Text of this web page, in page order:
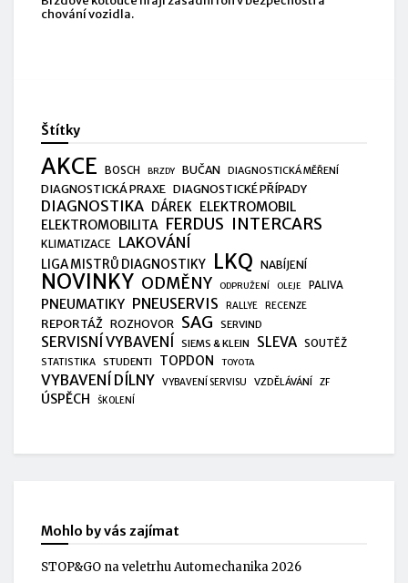
chování vozidla.
Štítky
AKCE BOSCH BRZDY BUČAN DIAGNOSTICKÁ MĚŘENÍ
DIAGNOSTICKÁ PRAXE DIAGNOSTICKÉ PŘÍPADY
DIAGNOSTIKA DÁREK ELEKTROMOBIL
ELEKTROMOBILITA FERDUS INTERCARS
KLIMATIZACE LAKOVÁNÍ
LIGA MISTRŮ DIAGNOSTIKY LKQ NABÍJENÍ
NOVINKY ODMĚNY ODPRUŽENÍ OLEJE PALIVA
PNEUMATIKY PNEUSERVIS RALLYE RECENZE
REPORTÁŽ ROZHOVOR SAG SERVIND
SERVISNÍ VYBAVENÍ SIEMS & KLEIN SLEVA SOUTĚŽ
STATISTIKA STUDENTI TOPDON TOYOTA
VYBAVENÍ DÍLNY VYBAVENÍ SERVISU VZDĚLÁVÁNÍ ZF
ÚSPĚCH ŠKOLENÍ
Mohlo by vás zajímat
STOP&GO na veletrhu Automechanika 2026